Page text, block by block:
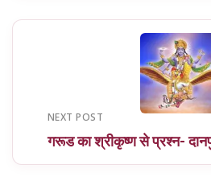
NEXT POST
गरूड का श्रीकृष्ण से प्रश्न-